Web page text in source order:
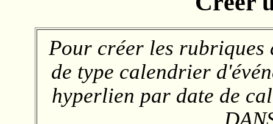
Pour créer les
de type calendrier
hyperlien par date de